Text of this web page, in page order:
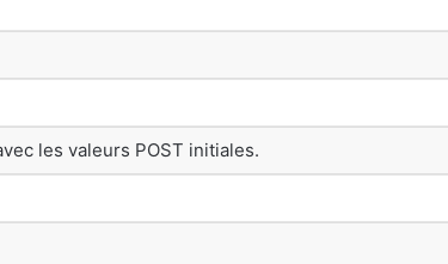
les valeurs POST initiales.